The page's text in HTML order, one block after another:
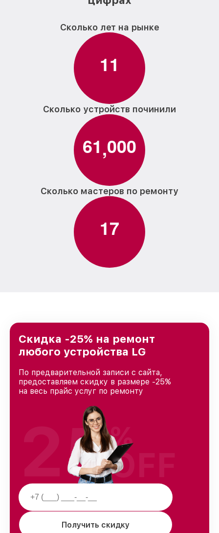
Сколько лет на рынке
11
Сколько устройств починили
61,000
Сколько мастеров по ремонту
17
Скидка -25% на ремонт
любого устройства LG
По предварительной записи с сайта,
предоставляем скидку в размере -25%
на весь прайс услуг по ремонту
Получить скидку
25%
OFF